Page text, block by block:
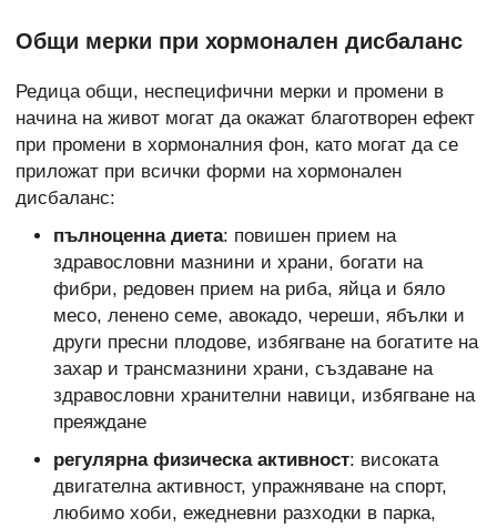
Общи мерки при хормонален дисбаланс
Редица общи, неспецифични мерки и промени в
начина на живот могат да окажат благотворен ефект
при промени в хормоналния фон, като могат да се
приложат при всички форми на хормонален
дисбаланс:
пълноценна диета: повишен прием на
здравословни мазнини и храни, богати на
фибри, редовен прием на риба, яйца и бяло
месо, ленено семе, авокадо, череши, ябълки и
други пресни плодове, избягване на богатите на
захар и трансмазнини храни, създаване на
здравословни хранителни навици, избягване на
преяждане
регулярна физическа активност: високата
двигателна активност, упражняване на спорт,
любимо хоби, ежедневни разходки в парка,